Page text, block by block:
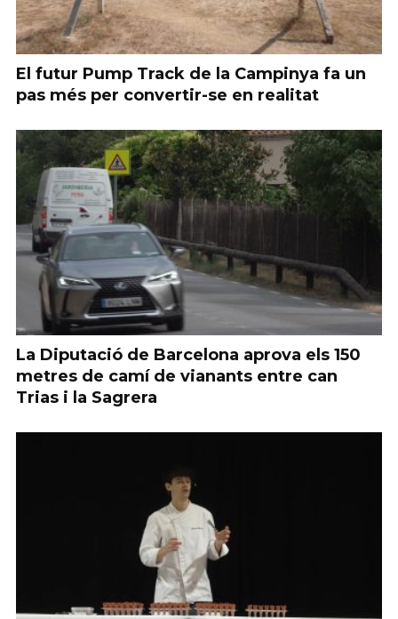
El futur Pump Track de la Campinya fa un
pas més per convertir-se en realitat
La Diputació de Barcelona aprova els 150
metres de camí de vianants entre can
Trias i la Sagrera